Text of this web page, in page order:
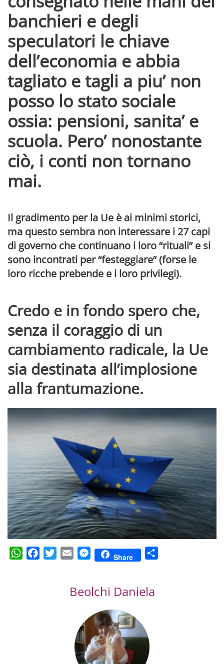
banchieri e degli
speculatori le chiave
dell’economia e abbia
tagliato e tagli a piu’ non
posso lo stato sociale
ossia: pensioni, sanita’ e
scuola. Pero’ nonostante
ciò, i conti non tornano
mai.
Il gradimento per la Ue è ai minimi storici,
ma questo sembra non interessare i 27 capi
di governo che continuano i loro “rituali” e si
sono incontrati per “festeggiare” (forse le
loro ricche prebende e i loro privilegi).
Credo e in fondo spero che,
senza il coraggio di un
cambiamento radicale, la Ue
sia destinata all’implosione
alla frantumazione.
WhatsAppFacebookTwitterEmail Messenger
Share
Beolchi Daniela